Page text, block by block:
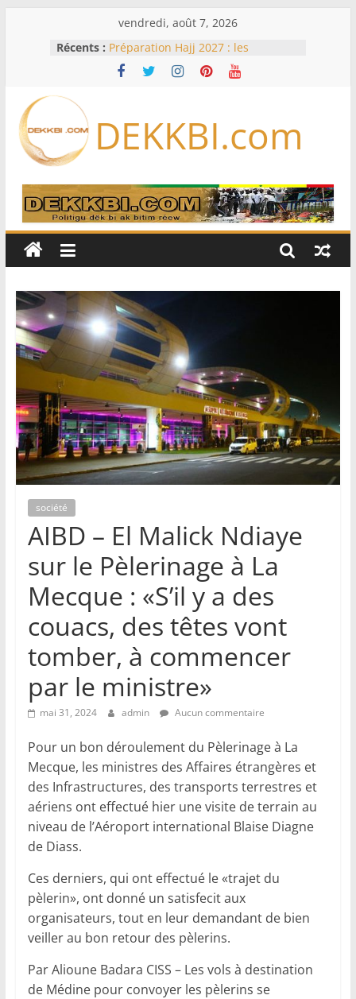
vendredi, août 7, 2026
Récents : Préparation Hajj 2027 : les
voyagistes privés appellent à
anticiper les nouvelles exigences
devant la loi : Dar Al Istiqaamah
soumet ses doléances au ministre
et deux propositions de loi au
menu de la session extraordinaire,
lundi
Foot : le Barça annule un amical au
Maroc après la crise migratoire de
Ceuta
de 0,4 % des prix à la
consommation en juin
DEKKBI.com
société
AIBD – El Malick Ndiaye
sur le Pèlerinage à La
Mecque : «S’il y a des
couacs, des têtes vont
tomber, à commencer
par le ministre»
mai 31, 2024 admin Aucun commentaire
Pour un bon déroulement du Pèlerinage à La
Mecque, les ministres des Affaires étrangères et
des Infrastructures, des transports terrestres et
aériens ont effectué hier une visite de terrain au
niveau de l’Aéroport international Blaise Diagne
de Diass.
Ces derniers, qui ont effectué le «trajet du
pèlerin», ont donné un satisfecit aux
organisateurs, tout en leur demandant de bien
veiller au bon retour des pèlerins.
Par Alioune Badara CISS – Les vols à destination
de Médine pour convoyer les pèlerins se